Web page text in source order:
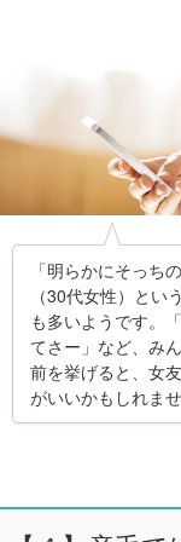
「明らかにそっち
（30代女性）と
も多いようです。
てさー」など、み
前を挙げると、女
がいいかもしれま